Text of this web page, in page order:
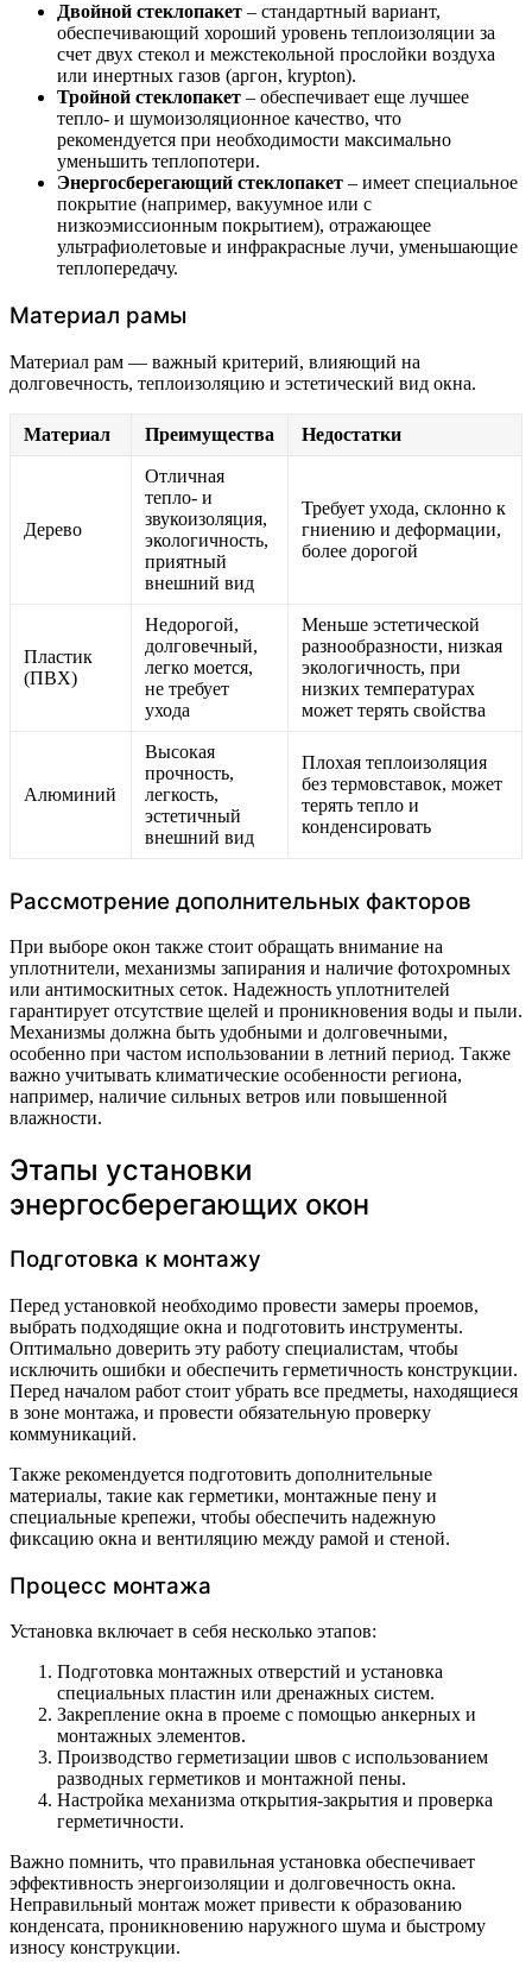
Двойной стеклопакет – стандартный вариант,
обеспечивающий хороший уровень теплоизоляции за
счет двух стекол и межстекольной прослойки воздуха
или инертных газов (аргон, krypton).
Тройной стеклопакет – обеспечивает еще лучшее
тепло- и шумоизоляционное качество, что
рекомендуется при необходимости максимально
уменьшить теплопотери.
Энергосберегающий стеклопакет – имеет специальное
покрытие (например, вакуумное или с
низкоэмиссионным покрытием), отражающее
ультрафиолетовые и инфракрасные лучи, уменьшающие
теплопередачу.
Материал рамы
Материал рам — важный критерий, влияющий на
долговечность, теплоизоляцию и эстетический вид окна.
Материал Преимущества Недостатки
Дерево
Отличная
тепло- и
звукоизоляция,
экологичность,
приятный
внешний вид
Требует ухода, склонно к
гниению и деформации,
более дорогой
Пластик
(ПВХ)
Недорогой,
долговечный,
легко моется,
не требует
ухода
Меньше эстетической
разнообразности, низкая
экологичность, при
низких температурах
может терять свойства
Алюминий
Высокая
прочность,
легкость,
эстетичный
внешний вид
Плохая теплоизоляция
без термовставок, может
терять тепло и
конденсировать
Рассмотрение дополнительных факторов
При выборе окон также стоит обращать внимание на
уплотнители, механизмы запирания и наличие фотохромных
или антимоскитных сеток. Надежность уплотнителей
гарантирует отсутствие щелей и проникновения воды и пыли.
Механизмы должна быть удобными и долговечными,
особенно при частом использовании в летний период. Также
важно учитывать климатические особенности региона,
например, наличие сильных ветров или повышенной
влажности.
Этапы установки
энергосберегающих окон
Подготовка к монтажу
Перед установкой необходимо провести замеры проемов,
выбрать подходящие окна и подготовить инструменты.
Оптимально доверить эту работу специалистам, чтобы
исключить ошибки и обеспечить герметичность конструкции.
Перед началом работ стоит убрать все предметы, находящиеся
в зоне монтажа, и провести обязательную проверку
коммуникаций.
Также рекомендуется подготовить дополнительные
материалы, такие как герметики, монтажные пену и
специальные крепежи, чтобы обеспечить надежную
фиксацию окна и вентиляцию между рамой и стеной.
Процесс монтажа
Установка включает в себя несколько этапов:
Подготовка монтажных отверстий и установка
специальных пластин или дренажных систем.
Закрепление окна в проеме с помощью анкерных и
монтажных элементов.
Производство герметизации швов с использованием
разводных герметиков и монтажной пены.
Настройка механизма открытия-закрытия и проверка
герметичности.
Важно помнить, что правильная установка обеспечивает
эффективность энергоизоляции и долговечность окна.
Неправильный монтаж может привести к образованию
конденсата, проникновению наружного шума и быстрому
износу конструкции.